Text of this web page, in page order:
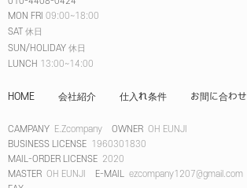
MON FRI 09:00~18:00
SAT 休日
SUN/HOLIDAY 休日
LUNCH 13:00~14:00
HOME 会社紹介 仕入れ条件 お間に合わせ
CAMPANY E.Zcompany OWNER OH EUNJI
BUSINESS LICENSE 1960301830
MAIL-ORDER LICENSE 2020
MASTER OH EUNJI E-MAIL ezcompany1207@gmail.com